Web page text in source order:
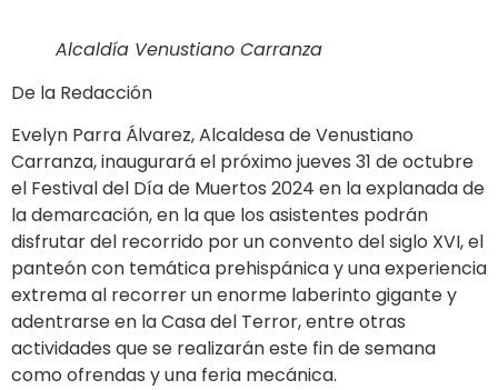
Alcaldía Venustiano Carranza
De la Redacción
Evelyn Parra Álvarez, Alcaldesa de Venustiano
Carranza, inaugurará el próximo jueves 31 de octubre
el Festival del Día de Muertos 2024 en la explanada de
la demarcación, en la que los asistentes podrán
disfrutar del recorrido por un convento del siglo XVI, el
panteón con temática prehispánica y una experiencia
extrema al recorrer un enorme laberinto gigante y
adentrarse en la Casa del Terror, entre otras
actividades que se realizarán este fin de semana
como ofrendas y una feria mecánica.